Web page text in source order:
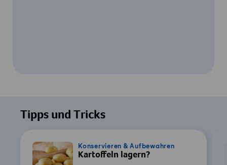
Ihre Zustimmung zur Datenverarbeitung
durch YouTube erforderlich. Details finden
Einstellungen
Tipps und Tricks
Konservieren & Aufbewahren
Kartoffeln lagern?